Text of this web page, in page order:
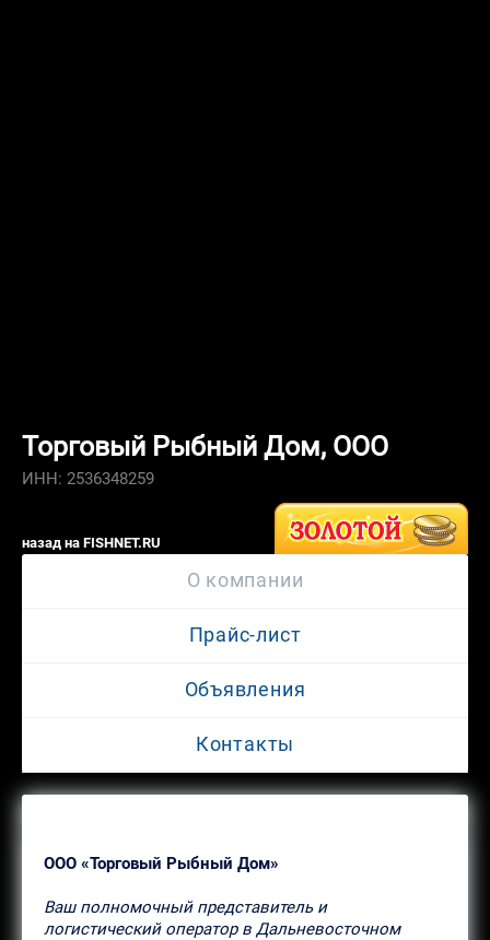
Торговый Рыбный Дом, ООО
ИНН: 2536348259
назад на FISHNET.RU
О компании
Прайс-лист
Объявления
Контакты
ООО «Торговый Рыбный Дом»
Ваш полномочный представитель и
логистический оператор в Дальневосточном